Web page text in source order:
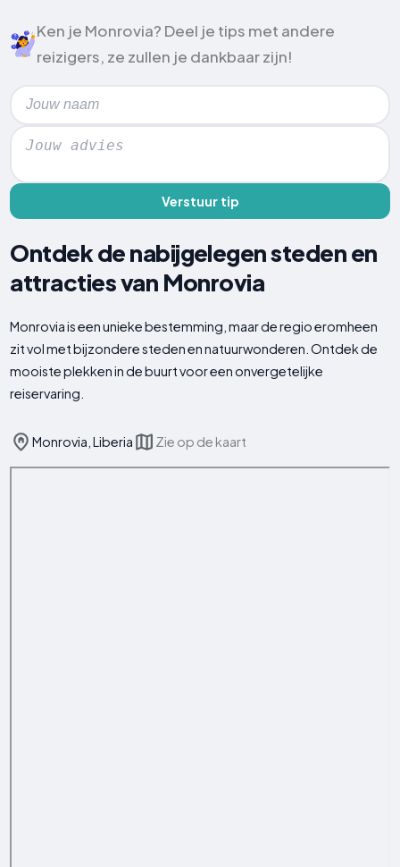
Ken je Monrovia? Deel je tips met andere
reizigers, ze zullen je dankbaar zijn!
Verstuur tip
Ontdek de nabijgelegen steden en
attracties van Monrovia
Monrovia is een unieke bestemming, maar de regio eromheen
zit vol met bijzondere steden en natuurwonderen. Ontdek de
mooiste plekken in de buurt voor een onvergetelijke
reiservaring.
Monrovia, Liberia Zie op de kaart